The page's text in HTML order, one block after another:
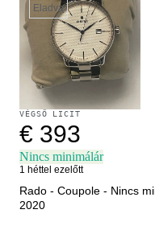
Eladva
VÉGSŐ LICIT
€ 393
Nincs minimálár
1 héttel ezelőtt
Rado - Coupole - Nincs
2020